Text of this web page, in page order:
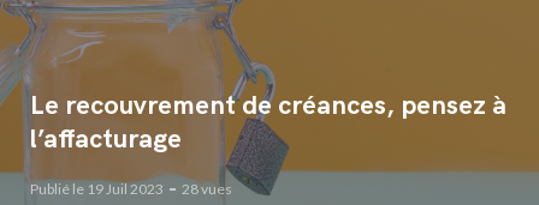
Le recouvrement de créances, pensez à
l’affacturage
Publié le 19 Juil 2023 28 vues